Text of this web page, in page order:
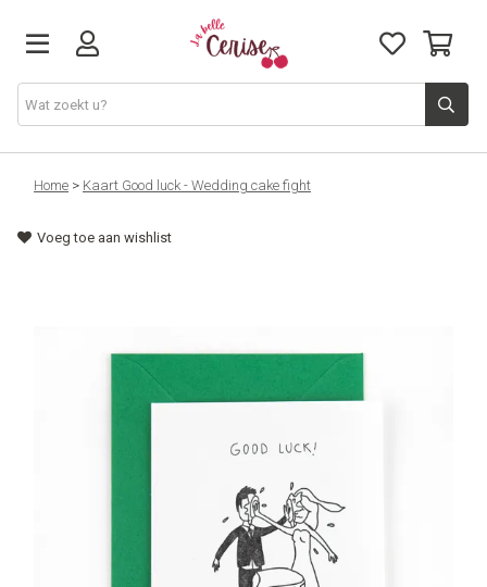
Just arrived
Juwelen & Accessoires
Lifestyle & Gifts
Home > Kaart Good luck - Wedding cake fight
Voeg toe aan wishlist